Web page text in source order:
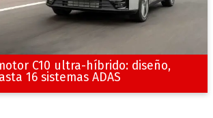
C10 ultra-híbrido: diseño,
16 sistemas ADAS